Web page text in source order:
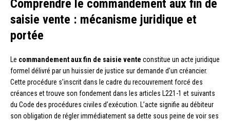
Comprendre le commandement aux fin de
saisie vente : mécanisme juridique et
portée
Le commandement aux fin de saisie vente constitue un acte juridique
formel délivré par un huissier de justice sur demande d’un créancier.
Cette procédure s’inscrit dans le cadre du recouvrement forcé des
créances et trouve son fondement dans les articles L221-1 et suivants
du Code des procédures civiles d’exécution. L’acte signifie au débiteur
son obligation de régler immédiatement sa dette sous peine de voir ses